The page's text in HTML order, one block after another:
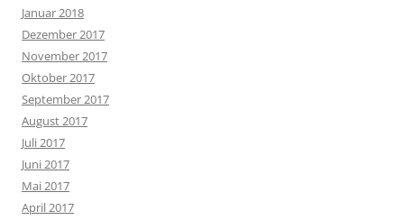
Januar 2018
Dezember 2017
November 2017
Oktober 2017
September 2017
August 2017
Juli 2017
Juni 2017
Mai 2017
April 2017